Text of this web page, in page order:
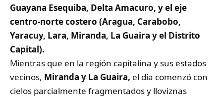
Guayana Esequiba, Delta Amacuro, y el eje
centro-norte costero (Aragua, Carabobo,
Yaracuy, Lara, Miranda, La Guaira y el Distrito
Capital).
Mientras que en la región capitalina y sus estados
vecinos, Miranda y La Guaira, el día comenzó con
cielos parcialmente fragmentados y lloviznas